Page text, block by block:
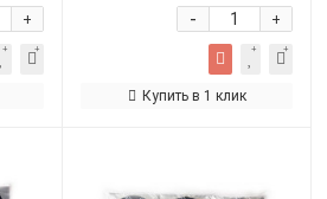
+ +
-
Купить в 1 клик